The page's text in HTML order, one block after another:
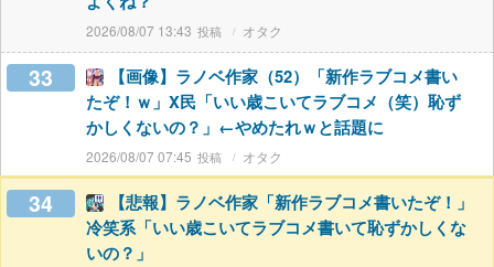
2026/08/07 13:43 オタク
33
【画像】ラノベ作家（52）「新作ラブコメ書い
たぞ！ｗ」X民「いい歳こいてラブコメ（笑）恥ず
かしくないの？」←やめたれｗと話題に
2026/08/07 07:45 オタク
34
【悲報】ラノベ作家「新作ラブコメ書いたぞ！」
冷笑系「いい歳こいてラブコメ書いて恥ずかしくな
いの？」